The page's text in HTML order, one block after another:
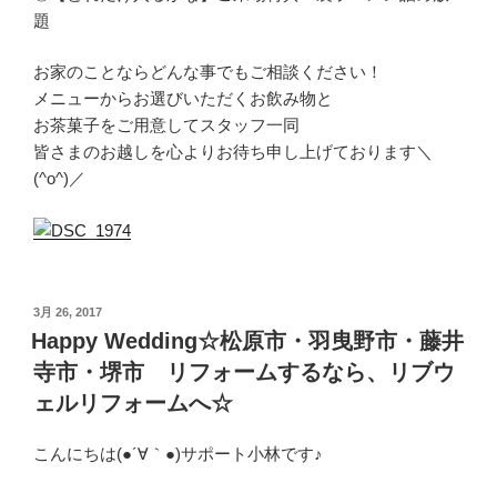
題
お家のことならどんな事でもご相談ください！
メニューからお選びいただくお飲み物と
お茶菓子をご用意してスタッフ一同
皆さまのお越しを心よりお待ち申し上げております＼
(^o^)／
投
稿
日:
3月 26, 2017
Happy Wedding☆松原市・羽曳野市・藤井
寺市・堺市 リフォームするなら、リブウ
ェルリフォームへ☆
こんにちは(●´∀｀●)サポート小林です♪